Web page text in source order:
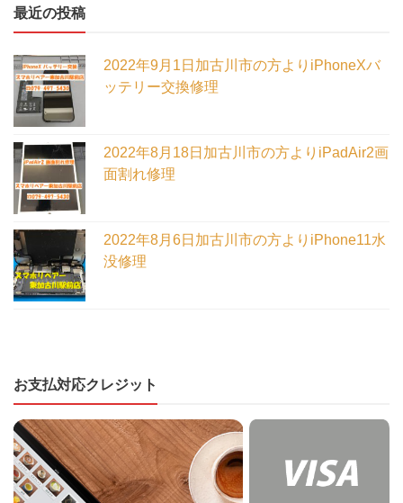
最近の投稿
2022年9月1日加古川市の方よりiPhoneXバ
ッテリー交換修理
2022年8月18日加古川市の方よりiPadAir2画
面割れ修理
2022年8月6日加古川市の方よりiPhone11水
没修理
お支払対応クレジット